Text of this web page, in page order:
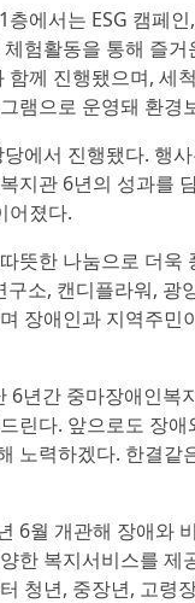
에서는 ESG 캠페
험활동을 통해 즐
께 진행됐으며, 세
램으로 운영돼 환경
에서 진행됐다. 행
지관 6년의 성과를
어졌다.
뜻한 나눔으로 더
소, 캔디플라워, 광
장애인과 지역주민
6년간 중마장애인복
린다. 앞으로도 장
노력하겠다. 한결
6월 개관해 장애와
한 복지서비스를
청년, 중장년, 고령